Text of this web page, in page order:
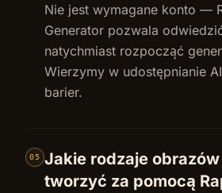
Nie jest wymagane konto —
Generator pozwala
natychmiast rozpocząć
Wierzymy w udostępnianie
barier.
05 Jakie rodzaje
tworzyć za pomocą